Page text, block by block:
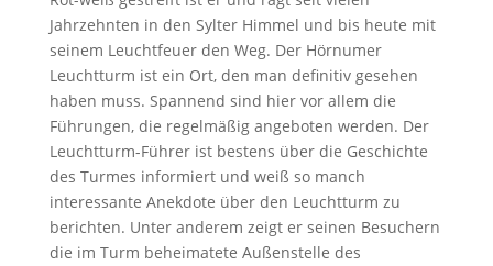
Jahrzehnten in den Sylter Himmel und bis heute mit
seinem Leuchtfeuer den Weg. Der Hörnumer
Leuchtturm ist ein Ort, den man definitiv gesehen
haben muss. Spannend sind hier vor allem die
Führungen, die regelmäßig angeboten werden. Der
Leuchtturm-Führer ist bestens über die Geschichte
des Turmes informiert und weiß so manch
interessante Anekdote über den Leuchtturm zu
berichten. Unter anderem zeigt er seinen Besuchern
die im Turm beheimatete Außenstelle des